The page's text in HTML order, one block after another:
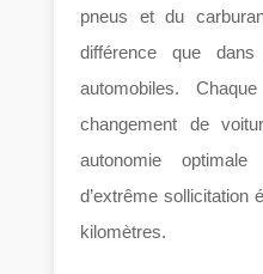
pneus et du
différence que
automobiles.
changement de
autonomie
d’extrême sollicitation
kilomètres.